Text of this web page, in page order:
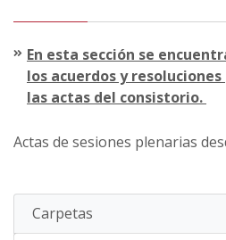
En esta sección se
los acuerdos y
las actas del consistorio.
Actas de sesiones plenarias
Carpetas